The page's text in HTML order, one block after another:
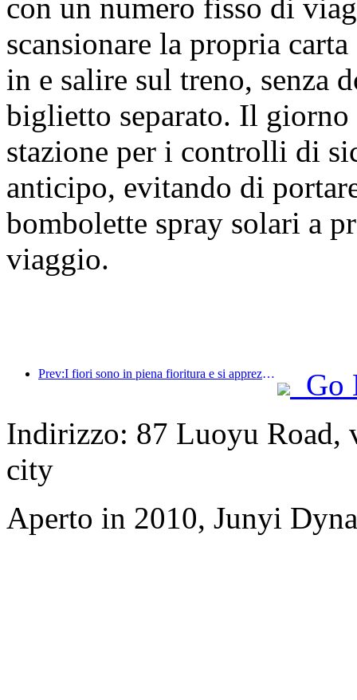
con un numero fisso di
scansionare la propria
in e salire sul treno, senza
biglietto separato. Il
stazione per i controlli di
anticipo, evitando di
bombolette spray solari a
viaggio.
Prev:I fiori sono in piena fioritura e si apprezza la poesia insieme: il Festival della Dea dei Fiori di Ten-Li inizia in grande stile!
Go
Indirizzo: 87 Luoyu Road,
city
Aperto in 2010, Junyi